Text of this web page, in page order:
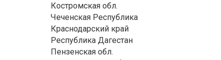
Костромская обл.
Чеченская Республика
Краснодарский край
Республика Дагестан
Пензенская обл.